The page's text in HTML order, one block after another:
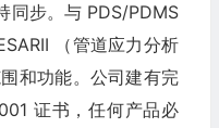
同步。与 PDS/PDMS
（管道应力分析
和功能。公司建有完
证书，任何产品必